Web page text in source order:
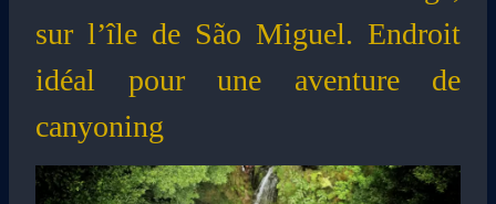
sur l’île de São Miguel. Endroit
idéal pour une aventure de
canyoning